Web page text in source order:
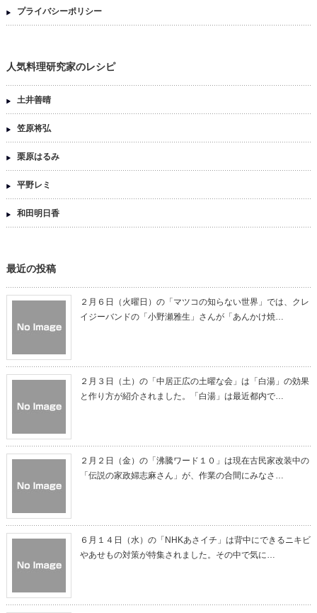
プライバシーポリシー
人気料理研究家のレシピ
土井善晴
笠原将弘
栗原はるみ
平野レミ
和田明日香
最近の投稿
２月６日（火曜日）の「マツコの知らない世界」では、クレ
イジーバンドの「小野瀬雅生」さんが「あんかけ焼…
２月３日（土）の「中居正広の土曜な会」は「白湯」の効果
と作り方が紹介されました。「白湯」は最近都内で…
２月２日（金）の「沸騰ワード１０」は現在古民家改装中の
「伝説の家政婦志麻さん」が、作業の合間にみなさ…
６月１４日（水）の「NHKあさイチ」は背中にできるニキビ
やあせもの対策が特集されました。その中で気に…